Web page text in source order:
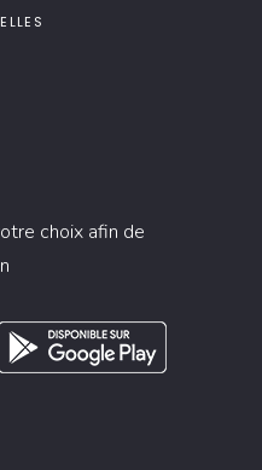
choix afin de